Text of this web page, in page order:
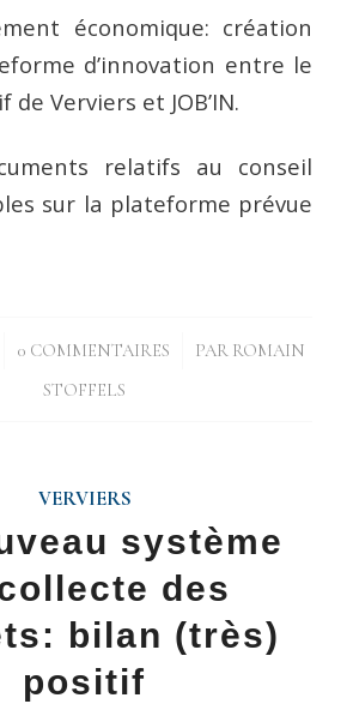
économique: création
d’innovation entre le
de Verviers et JOB’IN.
relatifs au conseil
sur la plateforme prévue
0 COMMENTAIRES
/ PAR ROMAIN
STOFFELS
VERVIERS
système
des
bilan (très)
positif